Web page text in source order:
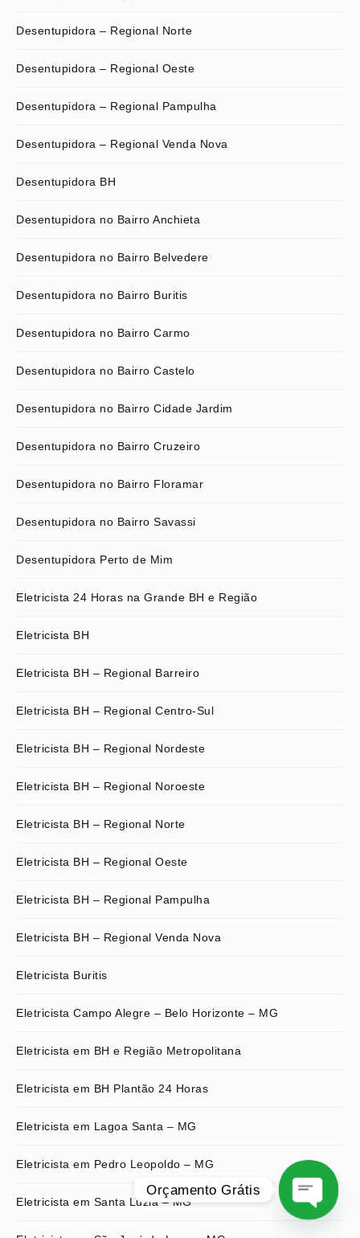
Desentupidora – Regional Norte
Desentupidora – Regional Oeste
Desentupidora – Regional Pampulha
Desentupidora – Regional Venda Nova
Desentupidora BH
Desentupidora no Bairro Anchieta
Desentupidora no Bairro Belvedere
Desentupidora no Bairro Buritis
Desentupidora no Bairro Carmo
Desentupidora no Bairro Castelo
Desentupidora no Bairro Cidade Jardim
Desentupidora no Bairro Cruzeiro
Desentupidora no Bairro Floramar
Desentupidora no Bairro Savassi
Desentupidora Perto de Mim
Eletricista 24 Horas na Grande BH e Região
Eletricista BH
Eletricista BH – Regional Barreiro
Eletricista BH – Regional Centro-Sul
Eletricista BH – Regional Nordeste
Eletricista BH – Regional Noroeste
Eletricista BH – Regional Norte
Eletricista BH – Regional Oeste
Eletricista BH – Regional Pampulha
Eletricista BH – Regional Venda Nova
Eletricista Buritis
Eletricista Campo Alegre – Belo Horizonte – MG
Eletricista em BH e Região Metropolitana
Eletricista em BH Plantão 24 Horas
Eletricista em Lagoa Santa – MG
Eletricista em Pedro Leopoldo – MG
Eletricista em Santa Luzia – MG
Orçamento Grátis